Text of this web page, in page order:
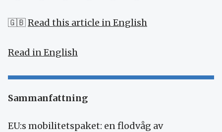
🇬🇧Read this article in English
Read in English
Sammanfattning
EU:s mobilitetspaket: en flodvåg av